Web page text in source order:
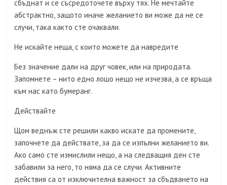
сбъднат и се съсредоточете върху тях. Не мечтайте
абстрактно, защото иначе желанието ви може да не се
случи, така както сте очаквали.
Не искайте неща, с които можете да навредите
Без значение дали на друг човек, или на природата.
Запомнете – нито едно лошо нещо не изчезва, а се връща
към нас като бумеранг.
Действайте
Щом веднъж сте решили какво искате да промените,
започнете да действате, за да се изпълни желанието ви.
Ако само сте измислили нещо, а на следващия ден сте
забавили за него, то няма да се случи. Активните
действия са от изключителна важност за сбъдването на